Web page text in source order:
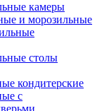
камеры
и морозильные
столы
кондитерские
с